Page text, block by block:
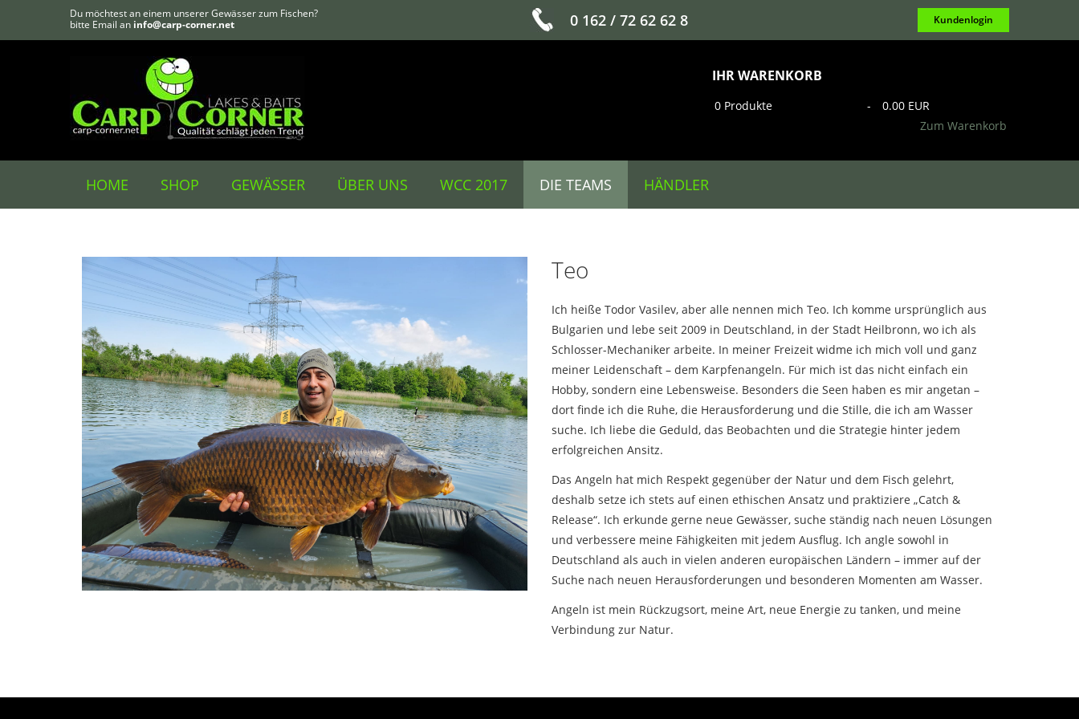
Du möchtest an einem unserer Gewässer zum Fischen?
bitte Email an info@carp-corner.net 0 162 / 72 62 62 8 Kundenlogin
IHR WARENKORB
0 Produkte -
0.00 EUR
Zum Warenkorb
HOME SHOP GEWÄSSER ÜBER UNS WCC 2017 DIE TEAMS HÄNDLER
Teo
Ich heiße Todor Vasilev, aber alle nennen mich Teo. Ich komme ursprünglich aus
Bulgarien und lebe seit 2009 in Deutschland, in der Stadt Heilbronn, wo ich als
Schlosser-Mechaniker arbeite. In meiner Freizeit widme ich mich voll und ganz
meiner Leidenschaft – dem Karpfenangeln. Für mich ist das nicht einfach ein
Hobby, sondern eine Lebensweise. Besonders die Seen haben es mir angetan –
dort finde ich die Ruhe, die Herausforderung und die Stille, die ich am Wasser
suche. Ich liebe die Geduld, das Beobachten und die Strategie hinter jedem
erfolgreichen Ansitz.
Das Angeln hat mich Respekt gegenüber der Natur und dem Fisch gelehrt,
deshalb setze ich stets auf einen ethischen Ansatz und praktiziere „Catch &
Release“. Ich erkunde gerne neue Gewässer, suche ständig nach neuen Lösungen
und verbessere meine Fähigkeiten mit jedem Ausflug. Ich angle sowohl in
Deutschland als auch in vielen anderen europäischen Ländern – immer auf der
Suche nach neuen Herausforderungen und besonderen Momenten am Wasser.
Angeln ist mein Rückzugsort, meine Art, neue Energie zu tanken, und meine
Verbindung zur Natur.